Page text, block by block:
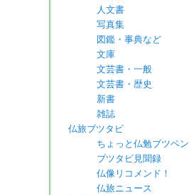
人文書
写真集
図鑑・事典など
文庫
文芸書・一般
文芸書・歴史
新書
雑誌
仏旅ブツタビ
ちょっと仏勉ブツベン
ブツタビ見聞録
仏像リコメンド！
仏旅ニュース